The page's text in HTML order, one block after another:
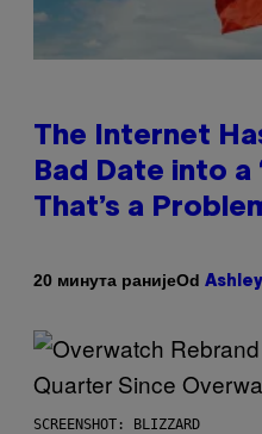
The Internet
Bad Date into a
That’s a
20 минута ранијеOd
SCREENSHOT: BLIZZARD